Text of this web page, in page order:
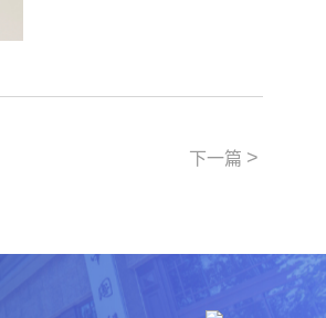
下一篇 >